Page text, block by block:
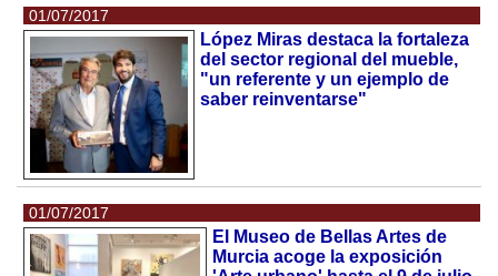
01/07/2017
López Miras destaca la fortaleza
del sector regional del mueble,
"un referente y un ejemplo de
saber reinventarse"
01/07/2017
El Museo de Bellas Artes de
Murcia acoge la exposición